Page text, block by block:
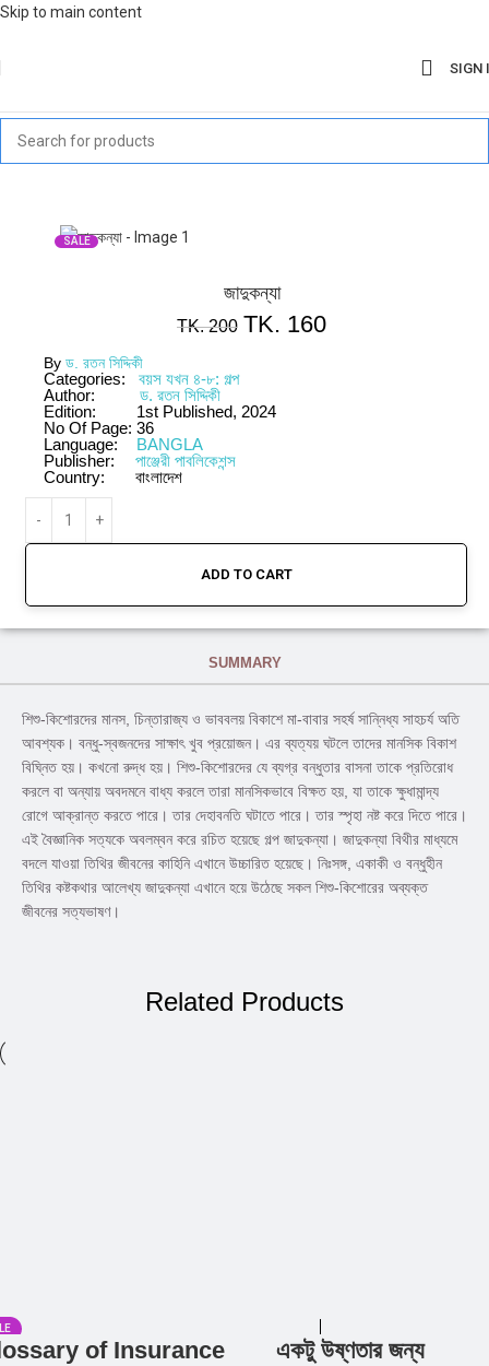
Skip to main content
SIGN
SALE
জাদুকন্যা
TK.200 TK. 160
By ড. রতন সিদ্দিকী
Categories:
বয়স যখন ৪-৮: গল্প
Author:
ড. রতন সিদ্দিকী
Edition:
1st Published, 2024
No Of Page: 36
Language:
BANGLA
Publisher:
পাঞ্জেরী পাবলিকেশন্স
Country:
বাংলাদেশ
ADD TO CART
SUMMARY
শিশু-কিশোরদের মানস, চিন্তারাজ্য ও ভাববলয় বিকাশে মা-বাবার সহর্ষ সান্নিধ্য সাহচর্য অতি
আবশ্যক। বন্ধু-স্বজনদের সাক্ষাৎ খুব প্রয়োজন। এর ব্যত্যয় ঘটলে তাদের মানসিক বিকাশ
বিঘ্নিত হয়। কখনো রুদ্ধ হয়। শিশু-কিশোরদের যে ব্যগ্র বন্ধুতার বাসনা তাকে প্রতিরোধ
করলে বা অন্যায় অবদমনে বাধ্য করলে তারা মানসিকভাবে বিক্ষত হয়, যা তাকে ক্ষুধামান্দ্য
রোগে আক্রান্ত করতে পারে। তার দেহাবনতি ঘটাতে পারে। তার স্পৃহা নষ্ট করে দিতে পারে।
এই বৈজ্ঞানিক সত্যকে অবলম্বন করে রচিত হয়েছে গল্প জাদুকন্যা। জাদুকন্যা বিথীর মাধ্যমে
বদলে যাওয়া তিথির জীবনের কাহিনি এখানে উচ্চারিত হয়েছে। নিঃসঙ্গ, একাকী ও বন্ধুহীন
তিথির কষ্টকথার আলেখ্য জাদুকন্যা এখানে হয়ে উঠেছে সকল শিশু-কিশোরের অব্যক্ত
জীবনের সত্যভাষণ।
Related Products
of Insurance Add to cart
একটু উষ্ণতার জন্য